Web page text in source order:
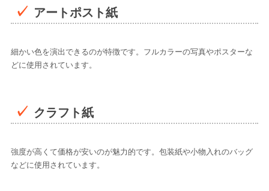
アートポスト紙
細かい色を演出できるのが特徴です。フルカラーの写真やポスターな
どに使用されています。
クラフト紙
強度が高くて価格が安いのが魅力的です。包装紙や小物入れのバッグ
などに使用されています。